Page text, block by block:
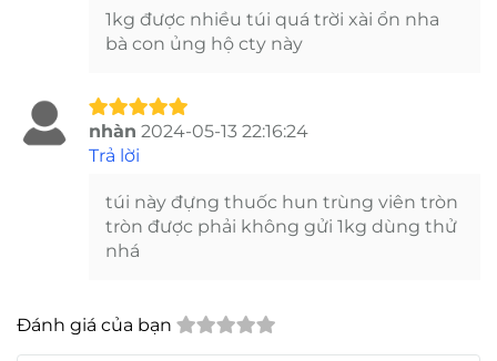
1kg được nhiều túi quá trời xài ổn nha
bà con ủng hộ cty này
nhàn 2024-05-13 22:16:24
Trả lời
túi này đựng thuốc hun trùng viên tròn
tròn được phải không gửi 1kg dùng thử
nhá
Đánh giá của bạn